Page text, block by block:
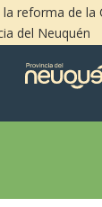
la reforma de la
del Neuquén